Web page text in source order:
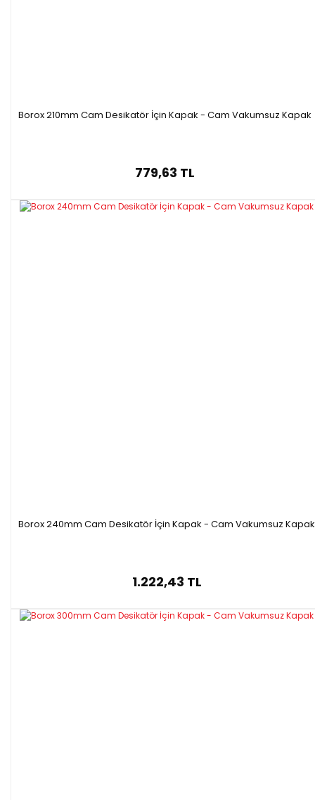
Borox 210mm Cam Desikatör İçin Kapak - Cam Vakumsuz Kapak
779,63 TL
Borox 240mm Cam Desikatör İçin Kapak - Cam Vakumsuz Kapak
1.222,43 TL